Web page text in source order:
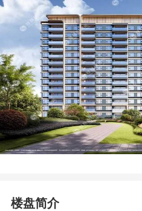
上海楼盘点评指数第3
上海楼盘口碑指数第3
品牌认知指数第3
楼盘简介